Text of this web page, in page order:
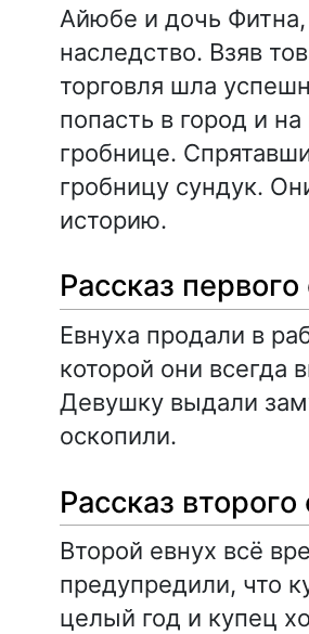
Айюбе и дочь
наследство. Взяв
торговля шла
попасть в город и
гробнице.
гробницу сундук.
историю.
Рассказ первого
Евнуха продали в
которой они всегда
Девушку выдали
оскопили.
Рассказ второго
Второй евнух всё
предупредили, что
целый год и купец